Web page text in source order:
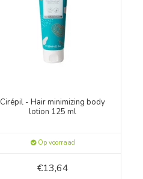
Cirépil - Hair minimizing body
lotion 125 ml
Op voorraad
€13,64